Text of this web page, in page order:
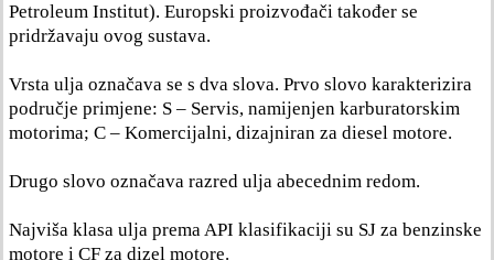
Petroleum Institut). Europski proizvođači također se
pridržavaju ovog sustava.
Vrsta ulja označava se s dva slova. Prvo slovo karakterizira
područje primjene: S – Servis, namijenjen karburatorskim
motorima; C – Komercijalni, dizajniran za diesel motore.
Drugo slovo označava razred ulja abecednim redom.
Najviša klasa ulja prema API klasifikaciji su SJ za benzinske
motore i CF za dizel motore.